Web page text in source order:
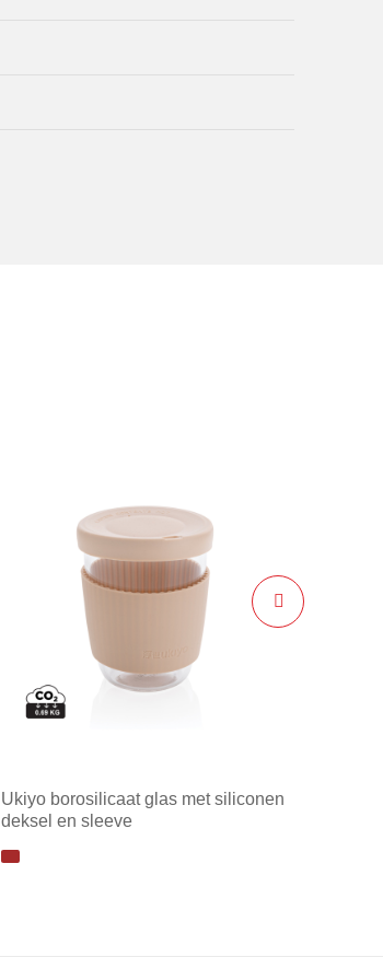
Ukiyo borosilicaat glas met siliconen
deksel en sleeve